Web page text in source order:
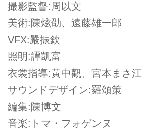
撮影監督:周以文
美術:陳炫劭、遠藤雄一郎
VFX:嚴振欽
照明:譚凱富
衣裳指導:黃中觀、宮本まさ江
サウンドデザイン:羅頌策
編集:陳博文
音楽:トマ・フォゲンヌ